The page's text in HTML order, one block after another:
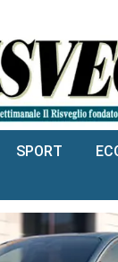
SPORT